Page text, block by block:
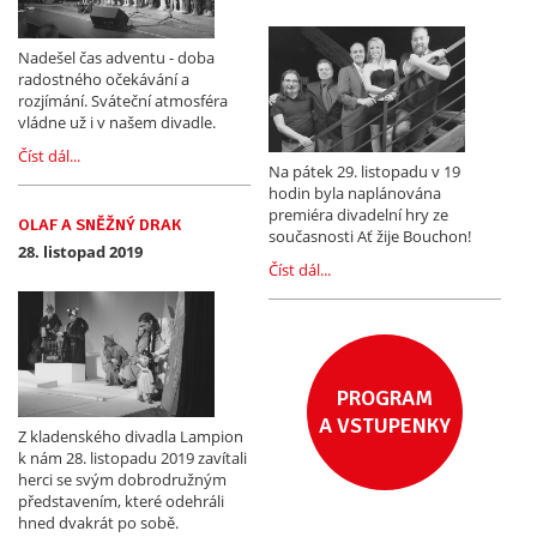
Nadešel čas adventu - doba
radostného očekávání a
rozjímání. Sváteční atmosféra
vládne už i v našem divadle.
Číst dál...
Na pátek 29. listopadu v 19
hodin byla naplánována
premiéra divadelní hry ze
současnosti Ať žije Bouchon!
Číst dál...
OLAF A SNĚŽNÝ DRAK
28. listopad 2019
Z kladenského divadla Lampion
k nám 28. listopadu 2019 zavítali
herci se svým dobrodružným
představením, které odehráli
hned dvakrát po sobě.
PROGRAM
A VSTUPENKY